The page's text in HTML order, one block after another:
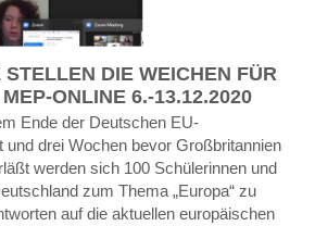
DIE WEICHEN FÜR
ONLINE 6.-13.12.2020
Ende der Deutschen EU-
und drei Wochen bevor Großbritannien
werden sich 100 Schülerinnen und
zum Thema „Europa“ zu
auf die aktuellen europäischen